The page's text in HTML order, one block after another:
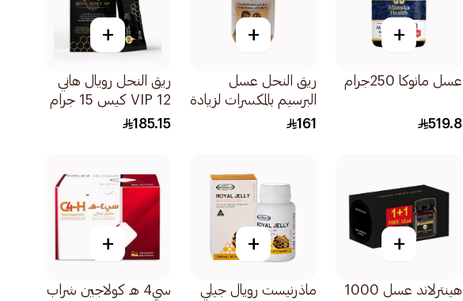
+
عسل مانوكا 250جرام
519.8
+
ريق النحل عسل
البرسيم بالمكسرات لزيادة
المناعة للاطفال
161
+
ريق النحل رويال هاني
VIP 12 كيس 15 جرام
185.15
+
هينترلاند عسل 1000
+
ماذرنيست رويال جيلي
+
سي4 هـ كولاجين شراب